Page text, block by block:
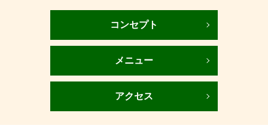
コンセプト
メニュー
アクセス